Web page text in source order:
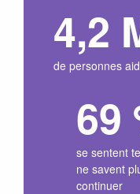
4,2
de personnes
69
se sentent
ne savent
continuer